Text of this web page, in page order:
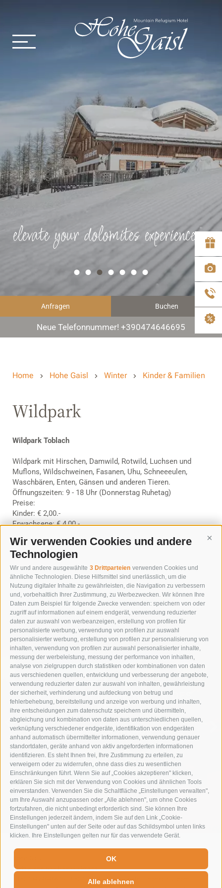
Wir verwenden Cookies und andere
Technologien
Wir und andere ausgewählte 3 Drittparteien verwenden Cookies und
ähnliche Technologien. Diese Hilfsmittel sind unerlässlich, um die
Nutzung digitaler Inhalte zu gewährleisten, die Navigation zu verbessern
und, vorbehaltlich Ihrer Zustimmung, zu Werbezwecken. Wir können Ihre
Daten zum Beispiel für folgende Zwecke verwenden: speichern von oder
zugriff auf informationen auf einem endgerät, verwendung reduzierter
daten zur auswahl von werbeanzeigen, erstellung von profilen für
personalisierte werbung, verwendung von profilen zur auswahl
personalisierter werbung, erstellung von profilen zur personalisierung von
inhalten, verwendung von profilen zur auswahl personalisierter inhalte,
messung der werbeleistung, messung der performance von inhalten,
analyse von zielgruppen durch statistiken oder kombinationen von daten
aus verschiedenen quellen, entwicklung und verbesserung der angebote,
verwendung reduzierter daten zur auswahl von inhalten, gewährleistung
der sicherheit, verhinderung und aufdeckung von betrug und
fehlerbehebung, bereitstellung und anzeige von werbung und inhalten,
ihre entscheidungen zum datenschutz speichern und übermitteln,
abgleichung und kombination von daten aus unterschiedlichen quellen,
verknüpfung verschiedener endgeräte, identifikation von endgeräten
anhand automatisch übermittelter informationen, verwendung genauer
standortdaten, geräte anhand von aktiv angeforderten informationen
identifizieren. Es steht Ihnen frei, Ihre Zustimmung zu erteilen, zu
verweigern oder zu widerrufen, ohne dass dies zu wesentlichen
Einschränkungen führt. Wenn Sie auf „Cookies akzeptieren" klicken,
erklären Sie sich mit der Verwendung von Cookies und ähnlichen Tools
einverstanden. Verwenden Sie die Schaltfläche „Einstellungen verwalten",
um Ihre Auswahl anzupassen oder „Alle ablehnen", um ohne Cookies
fortzufahren, die nicht unbedingt erforderlich sind. Sie können Ihre
Einstellungen jederzeit ändern, indem Sie auf den Link „Cookie-
Einstellungen" unten auf der Seite oder auf das Schildsymbol unten links
klicken. Ihre Einstellungen gelten nur für das verwendete Gerät.
OK
Alle ablehnen
elevate your dolomites experience
Anfragen Buchen
Neue Telefonnummer! +390474646695
Home Hohe Gaisl Winter Kinder & Familien
Wildpark
Wildpark Toblach
Wildpark mit Hirschen, Damwild, Rotwild, Luchsen und
Muflons, Wildschweinen, Fasanen, Uhu, Schneeeulen,
Waschbären, Enten, Gänsen und anderen Tieren.
Öffnungszeiten: 9 - 18 Uhr (Donnerstag Ruhetag)
Preise:
Kinder: € 2,00.-
Erwachsene: € 4,00.-
Tel: +39 0474 972347
« zurück
TAUCHE EIN IN DIE NATUR DES
LEBENS
SOMMERURLAUB
Plätzwiese 60 - I-39030 Prags
F+39 0474 749071 - hotel@hohegaisl.com